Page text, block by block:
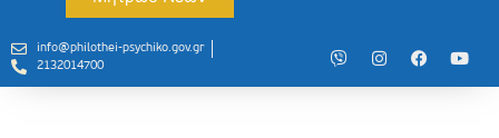
info@philothei-psychiko.gov.gr
2132014700